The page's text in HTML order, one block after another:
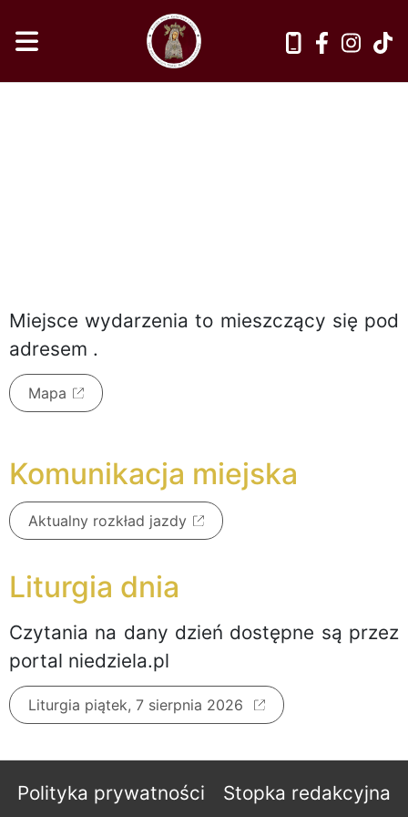
Miejsce wydarzenia to mieszczący się pod
adresem .
Mapa
Komunikacja miejska
Aktualny rozkład jazdy
Liturgia dnia
Czytania na dany dzień dostępne są przez
portal niedziela.pl
Liturgia piątek, 7 sierpnia 2026
Polityka prywatności Stopka redakcyjna